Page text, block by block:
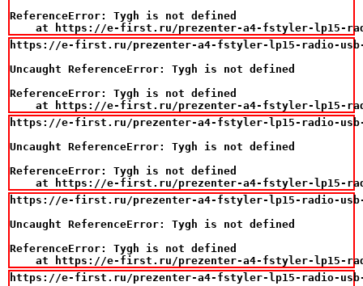
ReferenceError: Tygh is not defined
at https://e-first.ru/prezenter-a4-fstyler-lp15-
https://e-first.ru/prezenter-a4-fstyler-lp15-radio-usb-
Uncaught ReferenceError: Tygh is not defined
ReferenceError: Tygh is not defined
at https://e-first.ru/prezenter-a4-fstyler-lp15-
https://e-first.ru/prezenter-a4-fstyler-lp15-radio-usb-
Uncaught ReferenceError: Tygh is not defined
ReferenceError: Tygh is not defined
at https://e-first.ru/prezenter-a4-fstyler-lp15-
https://e-first.ru/prezenter-a4-fstyler-lp15-radio-usb-
Uncaught ReferenceError: Tygh is not defined
ReferenceError: Tygh is not defined
at https://e-first.ru/prezenter-a4-fstyler-lp15-
https://e-first.ru/prezenter-a4-fstyler-lp15-radio-usb-